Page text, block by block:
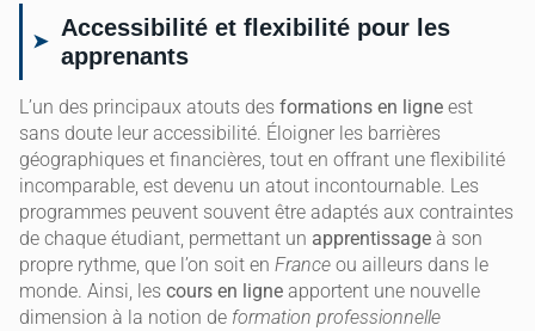
Accessibilité et flexibilité pour les
apprenants
L’un des principaux atouts des formations en ligne est
sans doute leur accessibilité. Éloigner les barrières
géographiques et financières, tout en offrant une flexibilité
incomparable, est devenu un atout incontournable. Les
programmes peuvent souvent être adaptés aux contraintes
de chaque étudiant, permettant un apprentissage à son
propre rythme, que l’on soit en France ou ailleurs dans le
monde. Ainsi, les cours en ligne apportent une nouvelle
dimension à la notion de formation professionnelle